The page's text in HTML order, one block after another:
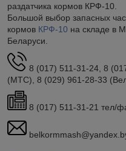
раздатчика кормов КРФ-10.
Большой выбор запасных
кормов КРФ-10 на складе в
Беларуси.
8 (017) 511-31-24, 8
(МТС), 8 (029) 961-28-33
8 (017) 511-31-21 тел/